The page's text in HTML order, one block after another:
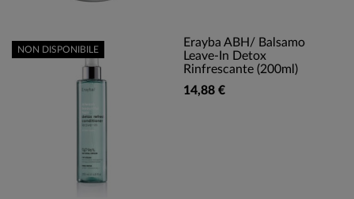
Erayba ABH/ Balsamo
Leave-In Detox
Rinfrescante (200ml)
14,88 €
NON DISPONIBILE